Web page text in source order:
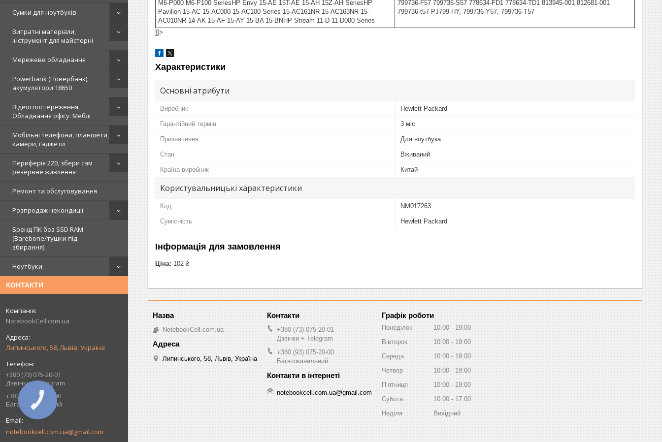
Сумки для ноутбуків
Витратні матеріали,
інструмент для майстерні
Мережеве обладнання
Powerbank (Повербанк),
акумулятори 18650
Відеоспостереження,
Обладнання офісу. Меблі
Мобільні телефони, планшети,
камери, ґаджети
Периферія 220, збери сам
резервне живлення
Ремонт та обслуговування
Розпродаж некондиції
Бренд ПК без SSD RAM
(Barebone/тушки під
збирання)
Ноутбуки
КОНТАКТИ
NotebookCell.com.ua
Липинського, 58, Львів, Україна
+380 (73) 075-20-01
Дзвінки + Telegram
+380 (93) 075-20-00
Багатоканальний
notebookcell.com.ua@gmail.com
M6-P000 M6-P100 SeriesHP Envy 15-AE 15T-AE 15-AH 15Z-AH SeriesHP
Pavilion 15-AC 15-AC000 15-AC100 Series 15-AC161NR 15-AC163NR 15-
AC010NR 14-AK 15-AF 15-AY 15-BA 15-BNHP Stream 11-D 11-D000 Series
799736-F57 799736-S57 778634-FD1 778634-TD1 813945-001 812681-001
799736-t57 PJ799-HY, 799736-Y57, 799736-Т57
]]>
Характеристики
Основні атрибути
Виробник Hewlett Packard
Гарантійний термін 3 міс
Призначення Для ноутбука
Стан Вживаний
Країна виробник Китай
Користувальницькі характеристики
Код NM017263
Сумісність Hewlett Packard
Інформація для замовлення
Ціна: 102 ₴
NotebookCell.com.ua
Липинського, 58, Львів, Україна
+380 (73) 075-20-01
Дзвінки + Telegram
+380 (93) 075-20-00
Багатоканальний
notebookcell.com.ua@gmail.com
Графік роботи
Понеділок 10:00
19:00
Вівторок
10:00
19:00
Середа
10:00
19:00
Четвер
10:00
19:00
Пʼятниця
10:00
19:00
Субота
10:00
17:00
Неділя
Вихідний
КНОПКА
ЗВ'ЯЗКУ